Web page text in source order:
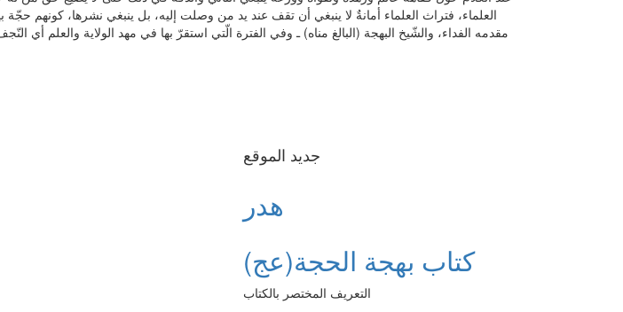
العلماء، فتراث العلماء أمانةٌ لا ينبغي أن تقف عند يد من وصلت إليه، بل ينبغي نشرها، كونهم حجّة
مقدمه الفداء، والشّيخ البهجة (البالغ مناه) ـ وفي الفترة الّتي استقرّ بها في مهد الولاية والعلم
جديد الموقع
هدر
كتاب بهجة الحجة(عج)
التعريف المختصر بالكتاب